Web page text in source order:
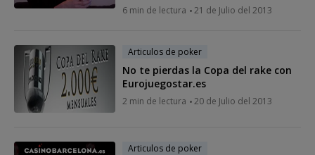
6 min de lectura 21 de Julio del 2013
Articulos de poker
No te pierdas la Copa del rake con
Eurojuegostar.es
2 min de lectura 20 de Julio del 2013
Articulos de poker